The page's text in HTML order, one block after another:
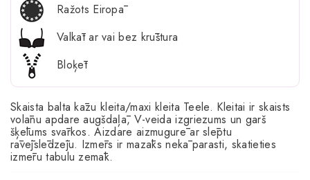
Ražots Eiropā
Valkāt ar vai bez krūštura
Bloķēt
Skaista balta kāzu kleita/maxi kleita Teele. Kleitai ir skaists
volānu apdare augšdaļā, V-veida izgriezums un garš
šķēlums svārkos. Aizdare aizmugurē ar slēptu
rāvējslēdzēju. Izmērs ir mazāks nekā parasti, skatieties
izmēru tabulu zemāk.